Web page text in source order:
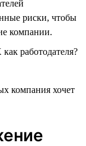
риски, чтобы
компании.
работодателя?
компания хочет